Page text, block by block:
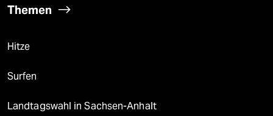
Themen
Hitze
Surfen
Landtagswahl in Sachsen-Anhalt